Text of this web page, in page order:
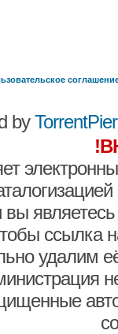
by
являетесь
ссылка
удалим